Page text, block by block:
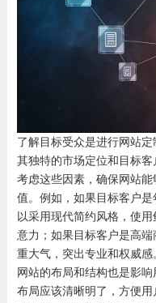
了解目标受众是进行网站
其独特的市场定位和目标
考虑这些因素，确保网站
值。例如，如果目标客户
以采用现代简约风格，使
意力；如果目标客户是高
重大气，突出专业和权威感
网站的布局和结构也是影
布局应该清晰明了，方便